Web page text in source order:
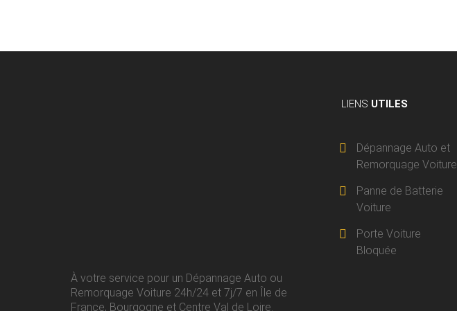
À votre service pour un Dépannage Auto ou
Remorquage Voiture 24h/24 et 7j/7 en Île de
France, Bourgogne et Centre Val de Loire.
LIENS UTILES
Dépannage Auto et
Remorquage Voiture
Panne de Batterie
Voiture
Porte Voiture
Bloquée